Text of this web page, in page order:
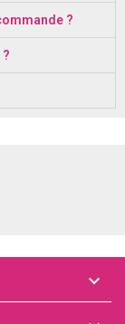
?
